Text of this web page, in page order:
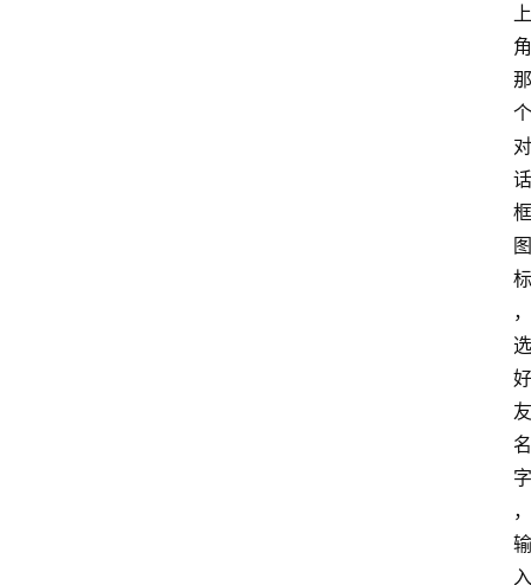
上
角
那
个
对
话
框
图
标
，
选
好
友
名
字
，
输
入